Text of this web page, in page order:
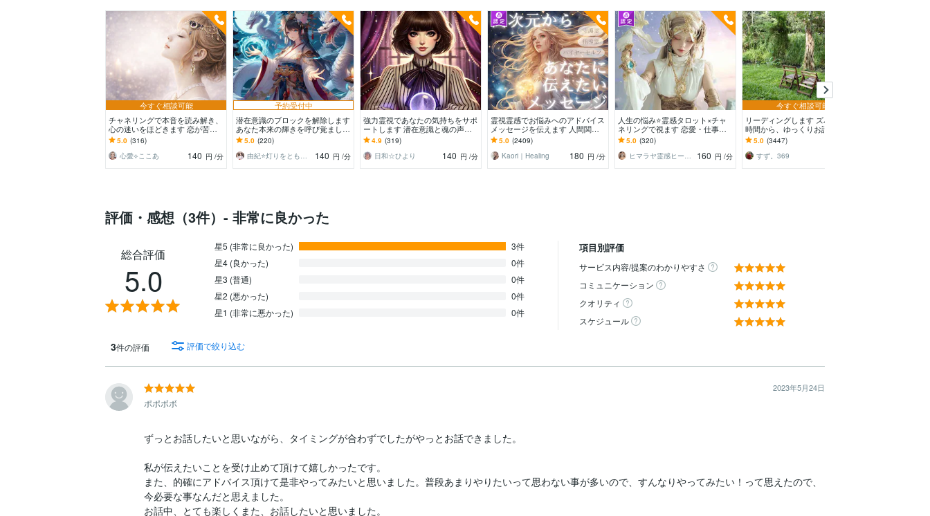
今すぐ相談可能
チャネリングで本音を読み解き、
心の迷いをほどきます 恋が苦し
くなる原因を探り、どう進めばい
いかをお伝えします
5.0 (316)
心愛⟡ここあ
140 円 /分
予約受付中
潜在意識のブロックを解除します
あなた本来の輝きを呼び覚まし、
人生を軽やかに動かします。
5.0 (220)
由紀⭐灯りをともす癒し陰陽師
140 円 /分
強力霊視であなたの気持ちをサポ
ートします 潜在意識と魂の声を
読み解き未来を見通します
4.9 (319)
日和☆ひより
140 円 /分
霊視霊感でお悩みへのアドバイス
メッセージを伝えます 人間関
係・仕事・使命・家族・インナー
チャイルド・自分軸
5.0 (2409)
Kaori｜Healing
180 円 /分
人生の悩み⭐霊感タロット×チャ
ネリングで視ます 恋愛・仕事・
人間関係・自分について…あらゆ
るお悩みOK
5.0 (320)
ヒマラヤ霊感ヒーラー☆咲希（saki）
160 円 /分
今すぐ相談可能
リーディングします ズバッと短
時間から、ゆっくりお話しされた
い方まで。
5.0 (3447)
すず。369
評価・感想（3件）- 非常に良かった
総合評価
5.0
星5 (非常に良かった)
3件
星4 (良かった)
0件
星3 (普通)
0件
星2 (悪かった)
0件
星1 (非常に悪かった)
0件
項目別評価
サービス内容/提案のわかりやすさ
コミュニケーション
クオリティ
スケジュール
3件の評価 評価で絞り込む
2023年5月24日
ポポボボ
ずっとお話したいと思いながら、タイミングが合わずでしたがやっとお話できました。
私が伝えたいことを受け止めて頂けて嬉しかったです。
また、的確にアドバイス頂けて是非やってみたいと思いました。普段あまりやりたいって思わない事が多いので、すんなりやってみたい！って思えたので、
今必要な事なんだと思えました。
お話中、とても楽しくまた、お話したいと思いました。